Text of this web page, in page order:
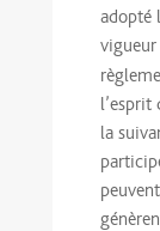
adopté
vigueur
l’esprit
la